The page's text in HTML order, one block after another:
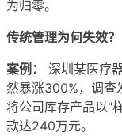
为归零。
传统管理为何失效？
案例：
深圳某医疗
然暴涨300%，调查
将公司库存产品以"
款达240万元。